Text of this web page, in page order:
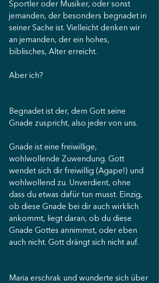
Sportler oder Musiker, oder sonst
jemanden, der besonders begnadet in
seiner Sache ist. Vielleicht denken wir
an jemanden, der ein hohes,
biblisches, Alter erreicht.
Aber ich?
Begnadet ist der, dem Gott seine
Gnade zuspricht, also jeder von uns.
Gnade ist eine freiwillige,
wohlwollende Zuwendung. Gott
wendet sich dir freiwillig (Agape!) und
wohlwollend zu. Unverdient, ohne
dass du etwas dafür tun musst. Einzig,
ob diese Gnade bei dir auch wirklich
ankommt, liegt daran, ob du diese
Gnade Gottes annimmst, oder eben
auch nicht. Gott drängt sich nicht auf.
Maria erschrak und wunderte sich über